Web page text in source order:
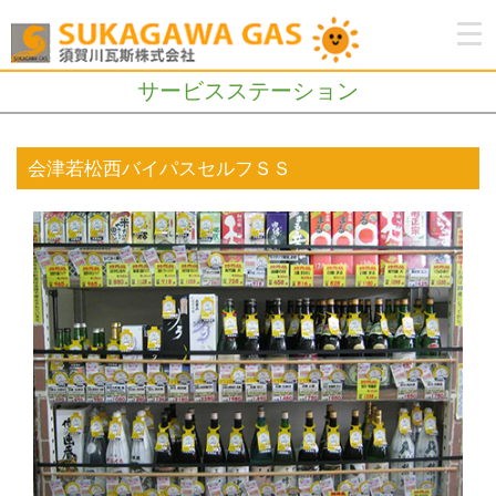
サービスステーション
会津若松西バイパスセルフＳＳ